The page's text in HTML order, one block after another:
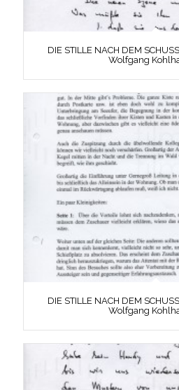
DIE STILLE NACH DEM
Wolfgang
DIE STILLE NACH DEM
Wolfgang